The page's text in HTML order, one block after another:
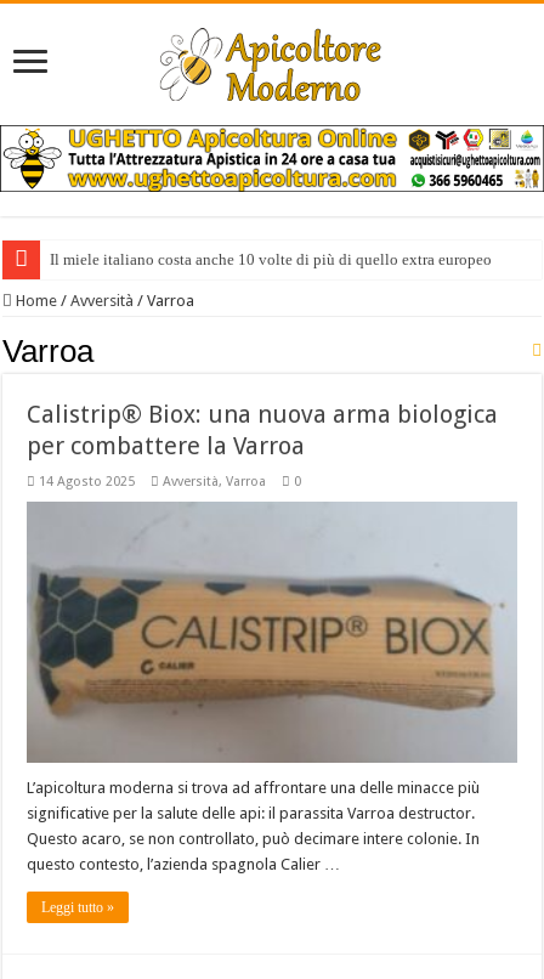
Il miele italiano costa anche 10 volte di più di quello extra europeo
Home / Avversità / Varroa
Varroa
Calistrip® Biox: una nuova arma biologica
per combattere la Varroa
14 Agosto 2025 Avversità,Varroa 0
L’apicoltura moderna si trova ad affrontare una delle minacce più
significative per la salute delle api: il parassita Varroa destructor.
Questo acaro, se non controllato, può decimare intere colonie. In
questo contesto, l’azienda spagnola Calier …
Leggi tutto »